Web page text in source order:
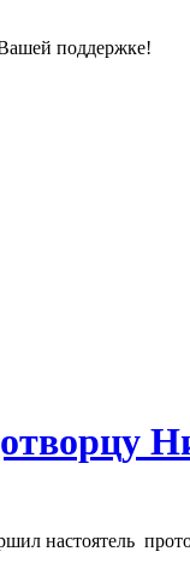
поддержке!
настоятель